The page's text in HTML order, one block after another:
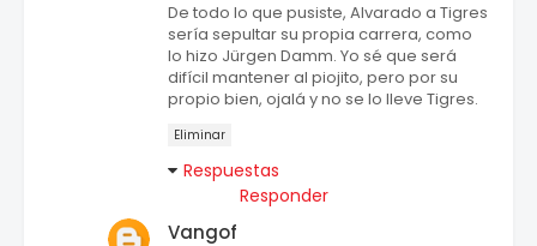
De todo lo que pusiste, Alvarado a Tigres
sería sepultar su propia carrera, como
lo hizo Jürgen Damm. Yo sé que será
difícil mantener al piojito, pero por su
propio bien, ojalá y no se lo lleve Tigres.
Eliminar
Respuestas
Responder
Vangof